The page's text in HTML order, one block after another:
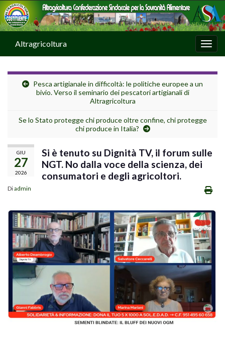
Altragricoltura
Pesca artigianale in difficoltà: le politiche europee a un
bivio. Verso il seminario dei pescatori artigianali di
Altragricoltura
Se lo Stato protegge chi produce oltre confine, chi protegge
chi produce in Italia?
GIU
27
2026
Si è tenuto su Dignità TV, il forum sulle
NGT. No dalla voce della scienza, dei
consumatori e degli agricoltori.
Diadmin